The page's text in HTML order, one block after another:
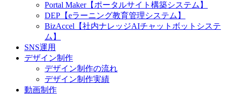
Portal Maker【ポータルサイト構築システム】
DEP【eラーニング教育管理システム】
BizAccel【社内ナレッジAIチャットボットシステ
ム】
SNS運用
デザイン制作
デザイン制作の流れ
デザイン制作実績
動画制作